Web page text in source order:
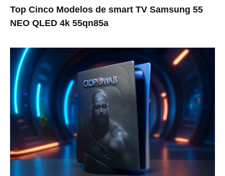
Top Cinco Modelos de smart TV Samsung 55
NEO QLED 4k 55qn85a